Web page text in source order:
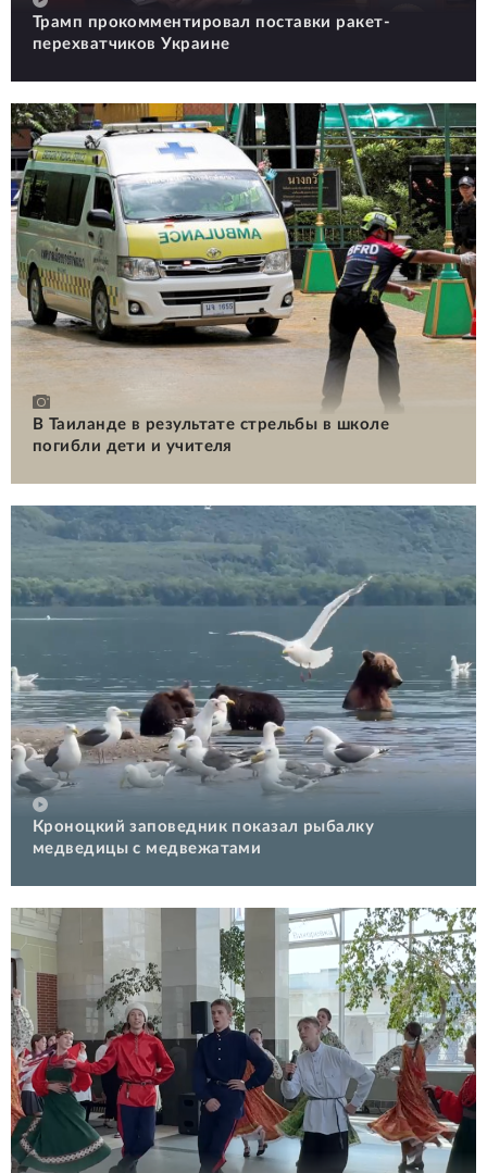
Трамп прокомментировал поставки ракет-
перехватчиков Украине
В Таиланде в результате стрельбы в школе
погибли дети и учителя
Кроноцкий заповедник показал рыбалку
медведицы с медвежатами